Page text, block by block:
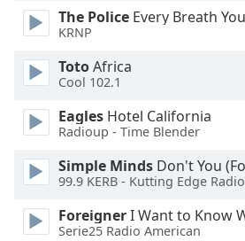
window.
Text
Color
Opacity
Text
Background
Color
The Police Every Breath
KRNP
TotoAfrica
Cool 102.1
Eagles Hotel California
Radioup - Time Blender
Simple Minds Don't You
99.9 KERB - Kutting Edge
ForeignerI Want to Know
Serie25 Radio American